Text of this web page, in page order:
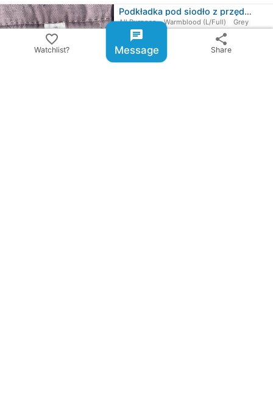
Podkładka pod siodło z przędzą na…
All Purpose Warmblood (L/Full)
Grey
8311 Brütten, CH
184,31 zł
favorite_border
Watchlist?
chat
Message
share
Share